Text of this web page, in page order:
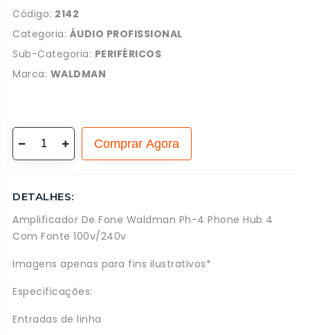
Código: 2142
Categoria: ÁUDIO PROFISSIONAL
Sub-Categoria: PERIFÉRICOS
Marca: WALDMAN
Comprar Agora
DETALHES:
Amplificador De Fone Waldman Ph-4 Phone Hub 4
Com Fonte 100v/240v
Imagens apenas para fins ilustrativos*
Especificações:
Entradas de linha